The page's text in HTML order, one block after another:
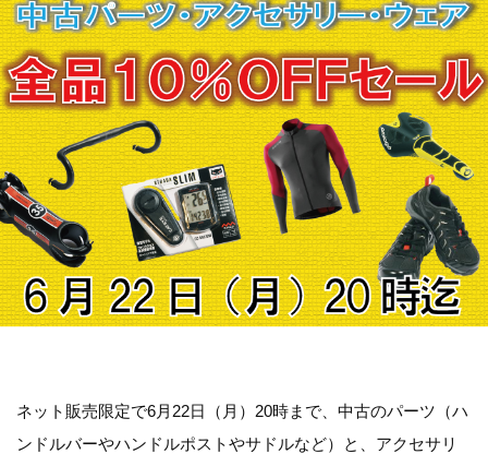
ネット販売限定で6月22日（月）20時まで 中古のパーツ（ハ
ンドルバーやハンドルポストやサドルなど）
と、 アクセサリ